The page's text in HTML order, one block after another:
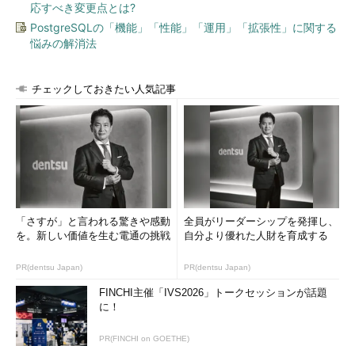
応すべき変更点とは?
PostgreSQLの「機能」「性能」「運用」「拡張性」に関する
悩みの解消法
チェックしておきたい人気記事
「さすが」と言われる驚きや感動
を。新しい価値を生む電通の挑戦
PR(dentsu Japan)
全員がリーダーシップを発揮し、
自分より優れた人財を育成する
PR(dentsu Japan)
FINCHI主催「IVS2026」トークセッションが話題
に！
PR(FINCHI on GOETHE)